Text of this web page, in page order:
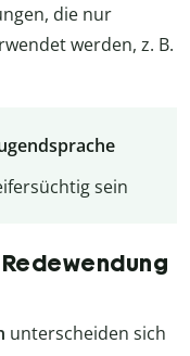
die nur
werden, z. B.
sein
unterscheiden sich